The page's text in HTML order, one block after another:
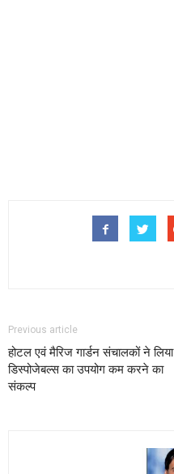
Previous article
होटल एवं मैरिज गार्डन संचालकों ने लिया
डिस्पोजेबल्स का उपयोग कम करने का
संकल्प